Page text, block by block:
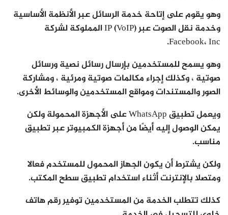
وهو يقوم على إتاحة خدمة الرسائل عبر الأنظمة الأساسية
وخدمة نقل الصوت عبر IP (VoIP) المملوكة لشركة
Facebook، Inc.
وهو يسمح للمستخدمين بإرسال رسائل نصية ورسائل
صوتية ، وكذلك إجراء مكالمات صوتية ومرئية ، ومشاركة
الصور والمستندات ومواقع المستخدمين والوسائط الأخرى.
ويعمل تطبيق WhatsApp على الأجهزة المحمولة ولكن
يمكن الوصول إليه أيضًا من أجهزة الكمبيوتر عبر تطبيق
مناسب.
ولكن يشترط أن يكون الجهاز المحمول للمستخدم فعالا
ومتصلا بالإنترنت أثناء استخدام تطبيق سطح المكتب.
كذلك تتطلب الخدمة من المستخدمين توفير رقم هاتف